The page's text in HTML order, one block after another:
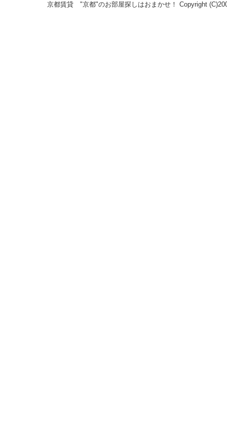
京都賃貸 "京都"のお部屋探しはおまかせ！ Copyright